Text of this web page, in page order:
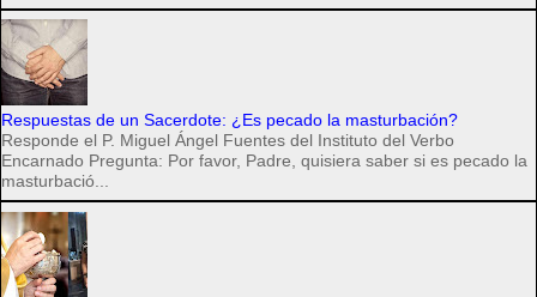
Respuestas de un Sacerdote: ¿Es pecado la masturbación?
Responde el P. Miguel Ángel Fuentes del Instituto del Verbo
Encarnado Pregunta: Por favor, Padre, quisiera saber si es pecado la
masturbació...